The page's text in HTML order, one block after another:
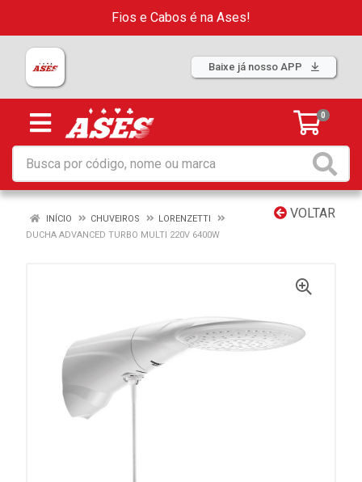
Fios e Cabos é na Ases!
Baixe já nosso APP
0
VOLTAR
INÍCIO CHUVEIROS
LORENZETTI
DUCHA ADVANCED TURBO MULTI 220V 6400W